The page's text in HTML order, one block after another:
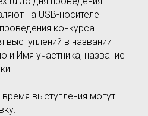
на USB-носителе
конкурса.
в названии
Имя участника, название
время выступления могут